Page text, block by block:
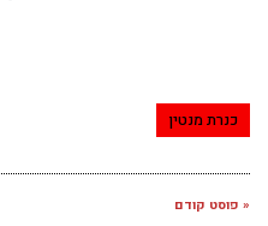
כנרת מנטין
« פוסט קודם